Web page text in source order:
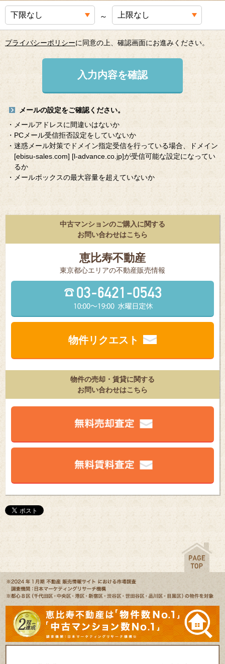
～
プライバシーポリシーに同意の上、確認画面にお進みください。
入力内容を確認
メールの設定をご確認ください。
・メールアドレスに間違いはないか
・PCメール受信拒否設定をしていないか
・迷惑メール対策でドメイン指定受信を行っている場合、ドメイン
[ebisu-sales.com] [l-advance.co.jp]が受信可能な設定になってい
るか
・メールボックスの最大容量を超えていないか
中古マンションのご購入に関する
お問い合わせはこちら
恵比寿不動産
東京都⼼エリアの不動産販売情報
物件リクエスト
物件の売却・賃貸に関する
お問い合わせはこちら